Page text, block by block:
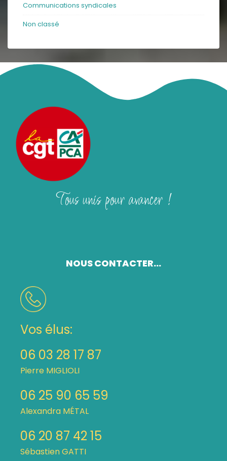
Communications syndicales
Non classé
Tous unis pour avancer !
NOUS CONTACTER...
Vos élus:
06 03 28 17 87
Pierre MIGLIOLI
06 25 90 65 59
Alexandra MÉTAL
06 20 87 42 15
Sébastien GATTI